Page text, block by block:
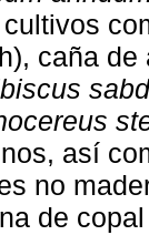
caña de
así
no
de